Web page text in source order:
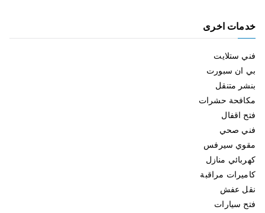
خدمات اخرى
فني ستلايت
بي ان سبورت
بنشر متنقل
مكافحة حشرات
فتح اقفال
فني صحي
مقوي سيرفس
كهربائي منازل
كاميرات مراقبة
نقل عفش
فتح سيارات